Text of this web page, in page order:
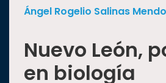
Ángel Rogelio Salinas
Nuevo León,
en biología